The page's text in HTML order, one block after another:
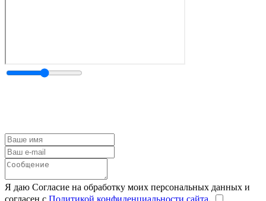
Я даю Согласие на обработку моих персональных данных и
согласен с Политикой конфиденциальности сайта.